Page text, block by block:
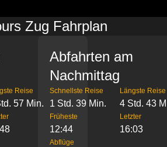
Zug Fahrplan
Reise
57 Min.
Abfahrten am
Nachmittag
Schnellste Reise
1 Std. 39 Min.
Längste Reise
4 Std. 43
Früheste
12:44
Letzter
16:03
Abflüge